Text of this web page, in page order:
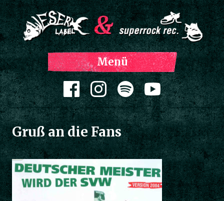
Menü
Zum Inhalt springen
Gruß an die Fans